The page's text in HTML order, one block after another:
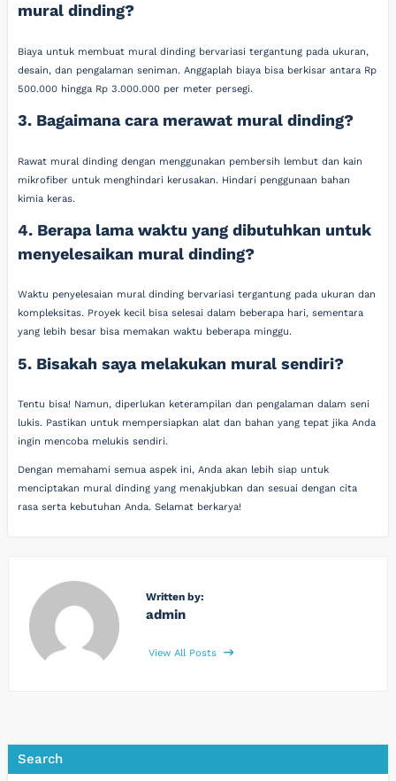
mural dinding?
Biaya untuk membuat mural dinding bervariasi tergantung pada ukuran,
desain, dan pengalaman seniman. Anggaplah biaya bisa berkisar antara Rp
500.000 hingga Rp 3.000.000 per meter persegi.
3. Bagaimana cara merawat mural dinding?
Rawat mural dinding dengan menggunakan pembersih lembut dan kain
mikrofiber untuk menghindari kerusakan. Hindari penggunaan bahan
kimia keras.
4. Berapa lama waktu yang dibutuhkan untuk
menyelesaikan mural dinding?
Waktu penyelesaian mural dinding bervariasi tergantung pada ukuran dan
kompleksitas. Proyek kecil bisa selesai dalam beberapa hari, sementara
yang lebih besar bisa memakan waktu beberapa minggu.
5. Bisakah saya melakukan mural sendiri?
Tentu bisa! Namun, diperlukan keterampilan dan pengalaman dalam seni
lukis. Pastikan untuk mempersiapkan alat dan bahan yang tepat jika Anda
ingin mencoba melukis sendiri.
Dengan memahami semua aspek ini, Anda akan lebih siap untuk
menciptakan mural dinding yang menakjubkan dan sesuai dengan cita
rasa serta kebutuhan Anda. Selamat berkarya!
Written by:
admin
View All Posts
Search